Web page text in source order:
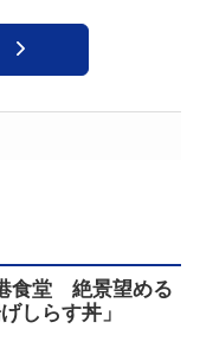
食堂 絶景望める
しらす丼」